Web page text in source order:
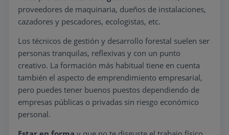
proveedores de maquinaria, dueños de instalaciones,
cazadores y pescadores, ecologistas, etc.
Los técnicos de gestión y desarrollo forestal suelen ser
personas tranquilas, reflexivas y con un punto
creativo. La formación más habitual tiene en cuenta
también el aspecto de emprendimiento empresarial,
pero puedes tener buenos puestos dependiendo de
empresas públicas o privadas sin riesgo económico
personal.